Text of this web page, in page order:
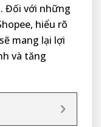
Đối với những
hiểu rõ
mang lại lợi
và tăng